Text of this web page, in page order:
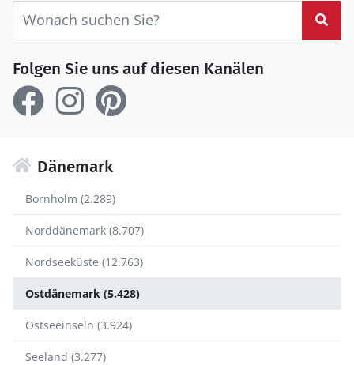
Folgen Sie uns auf diesen Kanälen
Dänemark
Bornholm (2.289)
Norddänemark (8.707)
Nordseeküste (12.763)
Ostdänemark (5.428)
Ostseeinseln (3.924)
Seeland (3.277)